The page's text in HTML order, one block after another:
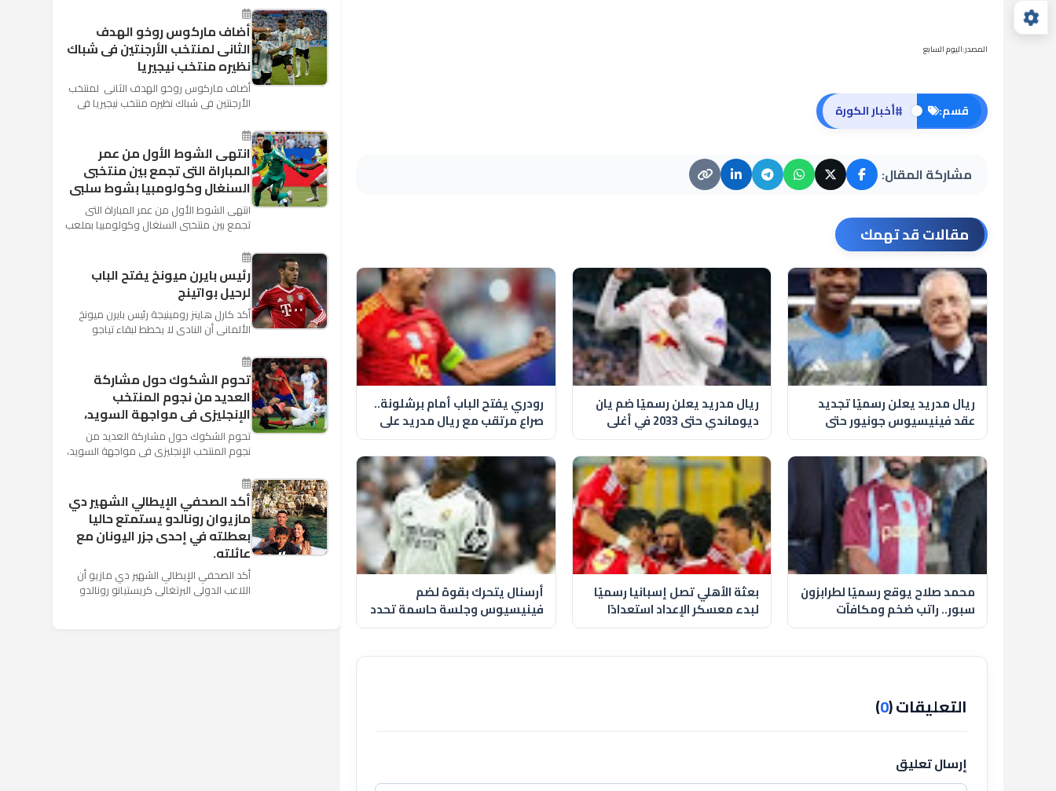
المصدر:اليوم السابع
قسم: #أخبار الكورة
مشاركة المقال:
مقالات قد تهمك
ريال مدريد يعلن رسميًا تجديد
عقد فينيسيوس جونيور حتى
2032
ريال مدريد يعلن رسميًا ضم يان
ديوماندي حتى 2033 في أغلى
صفقة بتاريخ النادي
رودري يفتح الباب أمام برشلونة..
صراع مرتقب مع ريال مدريد على
نجم مانشستر سيتي
محمد صلاح يوقع رسميًا لطرابزون
سبور.. راتب ضخم ومكافآت
وعائدات من المنتجات
بعثة الأهلي تصل إسبانيا رسميًا
لبدء معسكر الإعداد استعدادًا
للموسم الجديد
أرسنال يتحرك بقوة لضم
فينيسيوس وجلسة حاسمة تحدد
مستقبله مع ريال مدريد
التعليقات (0
)
إرسال تعليق
المقبل وخلافة أنطونيو كو...
أضاف ماركوس روخو الهدف
الثانى لمنتخب الأرجنتين فى شباك
نظيره منتخب نيجيريا
أضاف ماركوس روخو الهدف الثانى لمنتخب
الأرجنتين فى شباك نظيره منتخب نيجيريا فى
"كريستوفسك...
انتهى الشوط الأول من عمر
المباراة التى تجمع بين منتخبى
السنغال وكولومبيا بشوط سلبى
انتهى الشوط الأول من عمر المباراة التى
تجمع بين منتخبى السنغال وكولومبيا بملعب
الثالثة والأ...
رئيس بايرن ميونخ يفتح الباب
لرحيل بواتينج
أكد كارل هاينز رومينيجة رئيس بايرن ميونخ
الألمانى أن النادى لا يخطط لبقاء تياجو
وأنه سيستم...
تحوم الشكوك حول مشاركة
العديد من نجوم المنتخب
الإنجليزى فى مواجهة السويد،
تحوم الشكوك حول مشاركة العديد من
نجوم المنتخب الإنجليزى فى مواجهة السويد،
ملعب "كوزموس آ...
أكد الصحفي الإيطالي الشهير دي
مازيوان رونالدو يستمتع حاليا
بعطلته في إحدى جزر اليونان مع
عائلته.
أكد الصحفي الإيطالي الشهير دي مازيو أن
اللاعب الدولي البرتغالي كريستيانو رونالدو